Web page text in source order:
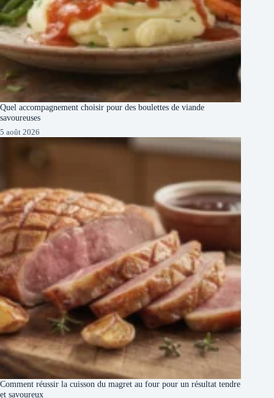
Quel accompagnement choisir pour des boulettes de viande
savoureuses
5 août 2026
Comment réussir la cuisson du magret au four pour un résultat tendre
et savoureux